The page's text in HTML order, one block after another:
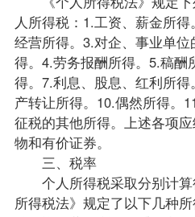
人所得税：1.工资、薪金所得
经营所得。3.对企、事业单
得。4.劳务报酬所得。5.稿酬
得。7.利息、股息、红利所
产转让所得。10.偶然所得。
征税的其他所得。上述各项
物和有价证券。
三、税率
个人所得税采取分别计算
所得税法》规定了以下几种